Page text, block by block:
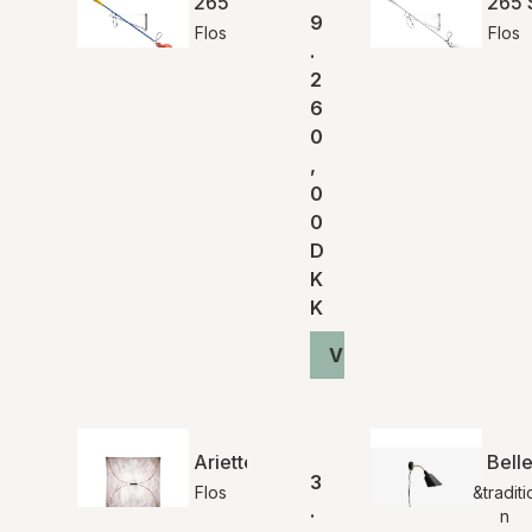
Flos
9
.
2
6
0
,
0
0
D
K
K
Vis produkt
Flos
Ariette 2
Flos
3
.
n